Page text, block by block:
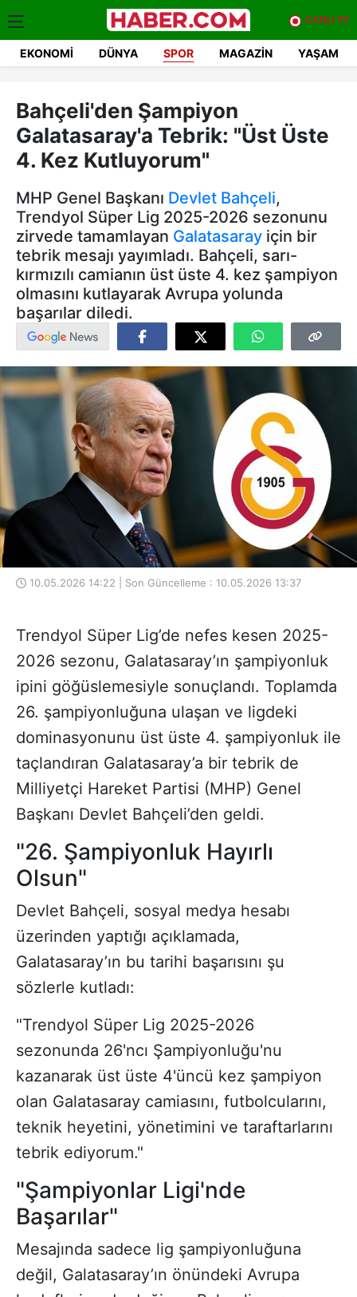
CANLI TV
EKONOMI DÜNYA SPOR MAGAZIN YAŞAM
Bahçeli'den Şampiyon
Galatasaray'a Tebrik: "Üst Üste
4. Kez Kutluyorum"
MHP Genel Başkanı Devlet Bahçeli,
Trendyol Süper Lig 2025-2026 sezonunu
zirvede tamamlayan Galatasaray için bir
tebrik mesajı yayımladı. Bahçeli, sarı-
kırmızılı camianın üst üste 4. kez şampiyon
olmasını kutlayarak Avrupa yolunda
başarılar diledi.
10.05.2026 14:22 | Son Güncelleme : 10.05.2026 13:37
Trendyol Süper Lig’de nefes kesen 2025-
2026 sezonu, Galatasaray’ın şampiyonluk
ipini göğüslemesiyle sonuçlandı. Toplamda
26. şampiyonluğuna ulaşan ve ligdeki
dominasyonunu üst üste 4. şampiyonluk ile
taçlandıran Galatasaray’a bir tebrik de
Milliyetçi Hareket Partisi (MHP) Genel
Başkanı Devlet Bahçeli’den geldi.
"26. Şampiyonluk Hayırlı
Olsun"
Devlet Bahçeli, sosyal medya hesabı
üzerinden yaptığı açıklamada,
Galatasaray’ın bu tarihi başarısını şu
sözlerle kutladı:
"Trendyol Süper Lig 2025-2026
sezonunda 26'ncı Şampiyonluğu'nu
kazanarak üst üste 4'üncü kez şampiyon
olan Galatasaray camiasını, futbolcularını,
teknik heyetini, yönetimini ve taraftarlarını
tebrik ediyorum."
"Şampiyonlar Ligi'nde
Başarılar"
Mesajında sadece lig şampiyonluğuna
değil, Galatasaray’ın önündeki Avrupa